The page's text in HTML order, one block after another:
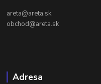
areta@areta.sk
obchod@areta.sk
Adresa